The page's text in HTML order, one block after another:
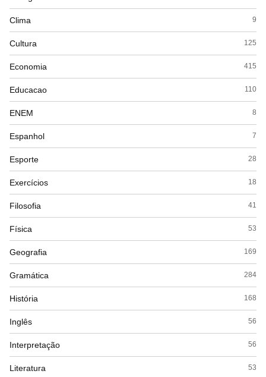
Clima 9
Cultura 125
Economia 415
Educacao 110
ENEM 8
Espanhol 7
Esporte 28
Exercícios 18
Filosofia 41
Física 53
Geografia 169
Gramática 284
História 168
Inglês 56
Interpretação 56
Literatura 53